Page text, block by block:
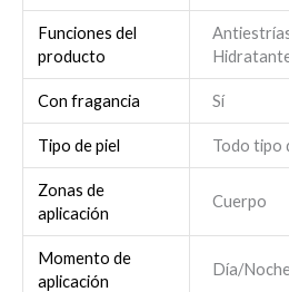
Funciones del
producto
Con fragancia Sí
Tipo de piel Todo tipo
Zonas de
aplicación
Cuerpo
Momento de
aplicación
Día/